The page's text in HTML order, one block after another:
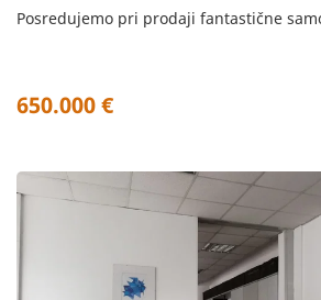
Posredujemo pri prodaji fantastične
650.000 €